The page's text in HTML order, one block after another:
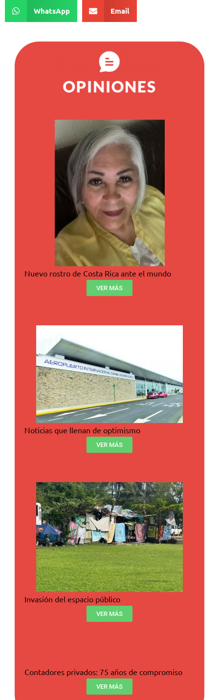
WhatsApp Email
Nuevo rostro de Costa Rica ante el mundo
VER MÁS
Noticias que llenan de optimismo
VER MÁS
Invasión del espacio público
VER MÁS
Contadores privados: 75 años de compromiso
VER MÁS